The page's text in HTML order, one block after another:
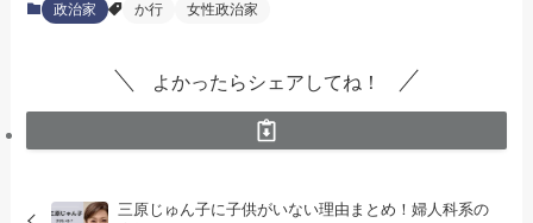
政治家 か行 女性政治家
よかったらシェアしてね！
三原じゅん子に子供がいない理由まとめ！婦人科系の